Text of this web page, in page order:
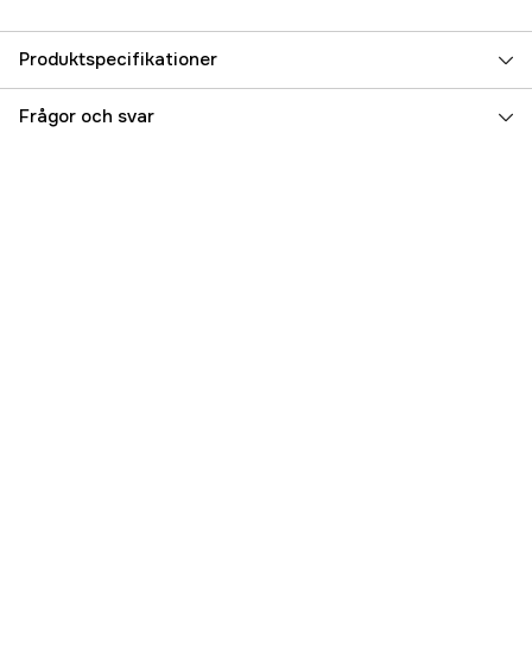
Produktspecifikationer
Referensnummer 3000029151
Frågor och svar